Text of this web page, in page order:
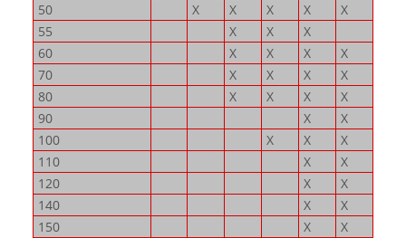
50
X X X X
X
55
X X
X
60
X X X
X
70
X X X
X
80
X X X
X
90
X
X
100
X X
X
110
X
X
120
X
X
140
X
X
150
X
X